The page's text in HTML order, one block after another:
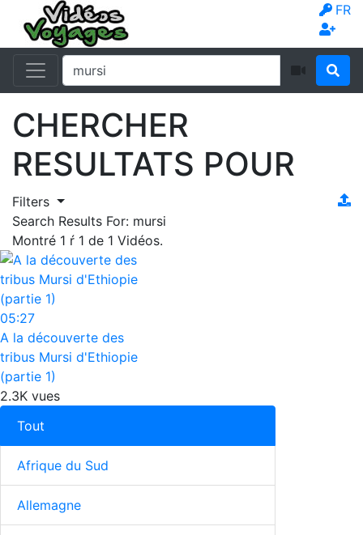
FR
CHERCHER
RESULTATS POUR
Filters
Search Results For: mursi
Montré 1 ŕ 1 de 1 Vidéos.
05:27
A la découverte des
tribus Mursi d'Ethiopie
(partie 1)
2.3K vues
Tout
Afrique du Sud
Allemagne